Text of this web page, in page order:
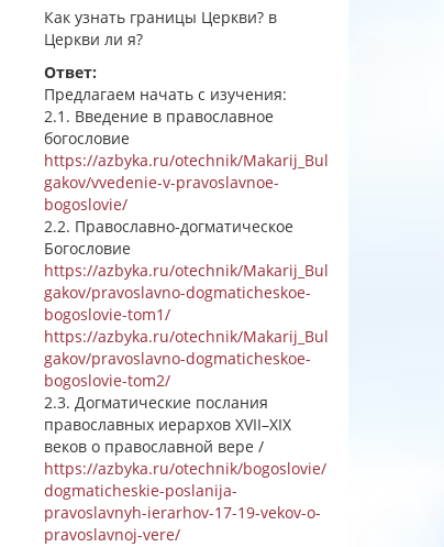
Как узнать границы Церкви? в
Церкви ли я?
Ответ:
Предлагаем начать с изучения:
2.1. Введение в православное
богословие
https://azbyka.ru/otechnik/Makarij_Bul
gakov/vvedenie-v-pravoslavnoe-
bogoslovie/
2.2. Православно-догматическое
Богословие
https://azbyka.ru/otechnik/Makarij_Bul
gakov/pravoslavno-dogmaticheskoe-
bogoslovie-tom1/
https://azbyka.ru/otechnik/Makarij_Bul
gakov/pravoslavno-dogmaticheskoe-
bogoslovie-tom2/
2.3. Догматические послания
православных иерархов XVII–XIX
веков о православной вере /
https://azbyka.ru/otechnik/bogoslovie/
dogmaticheskie-poslanija-
pravoslavnyh-ierarhov-17-19-vekov-o-
pravoslavnoj-vere/